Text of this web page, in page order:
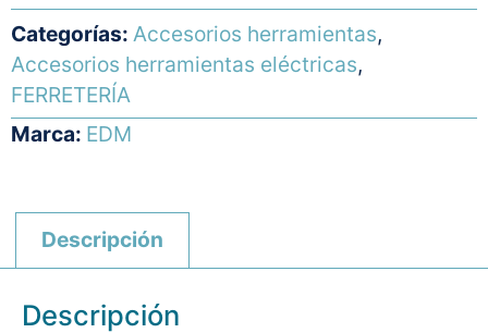
Categorías: Accesorios herramientas,
Accesorios herramientas eléctricas,
FERRETERÍA
Marca: EDM
Descripción
Descripción